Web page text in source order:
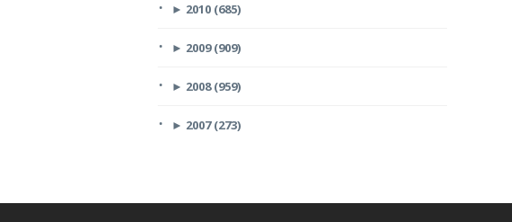
► 2010 (685)
► 2009 (909)
► 2008 (959)
► 2007 (273)